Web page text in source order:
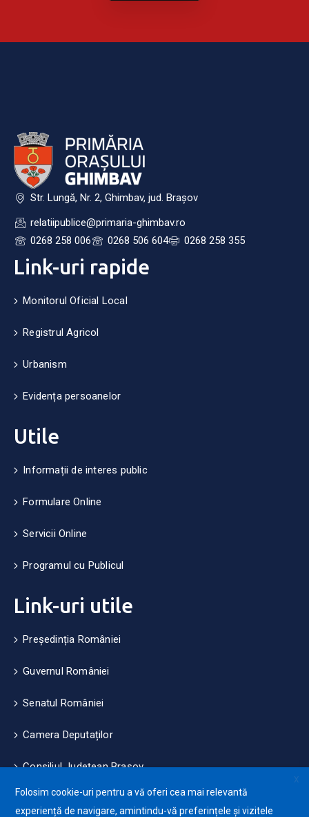
Str. Lungă, Nr. 2, Ghimbav, jud. Brașov
relatiipublice@primaria-ghimbav.ro
0268 258 006
0268 506 604 0268 258 355
Link-uri rapide
Monitorul Oficial Local
Registrul Agricol
Urbanism
Evidența persoanelor
Utile
Informații de interes public
Formulare Online
Servicii Online
Programul cu Publicul
Link-uri utile
Președinția României
Guvernul României
Senatul României
Camera Deputaților
Consiliul Județean Brașov
Măsuri de mediu și climă
X
Folosim cookie-uri pentru a vă oferi cea mai relevantă
experiență de navigare, amintindu-vă preferințele și vizitele